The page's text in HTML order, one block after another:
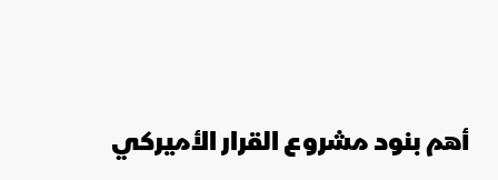
أهم بنود مشروع القرار الأميركي